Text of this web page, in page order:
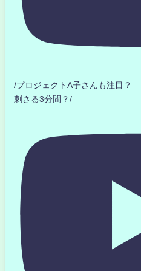
/プロジェクトA子さんも注目
刺さる3分間？/